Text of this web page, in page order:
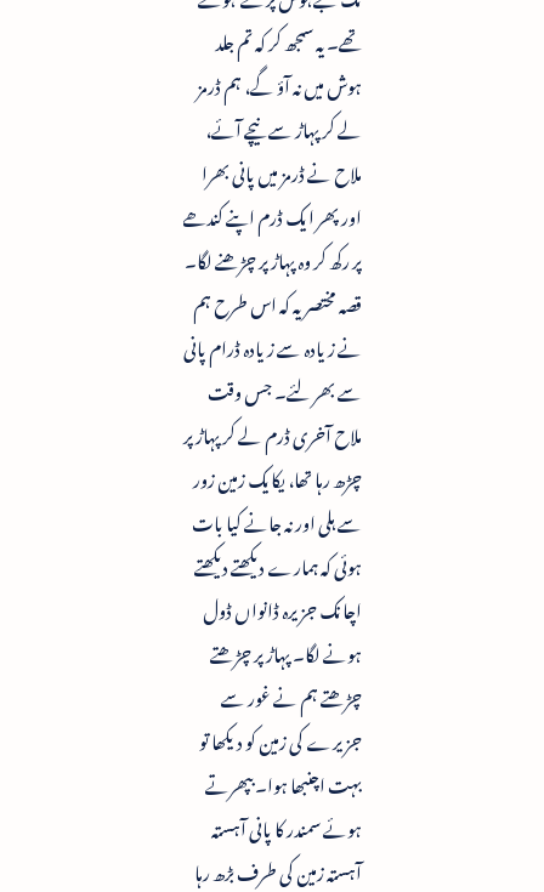
تھے۔ یہ سمجھ کر کہ تم جلد
ہوش میں نہ آؤ گے، ہم ڈرمز
لے کر پہاڑ سے نیچے آئے،
ملاح نے ڈرمز میں پانی بھرا
اور پھر ایک ڈرم اپنے کندھے
پر رکھ کر وہ پہاڑ پر چڑھنے لگا۔
قصہ مختصر یہ کہ اس طرح ہم
نے زیادہ سے زیادہ ڈرام پانی
سے بھر لئے۔ جس وقت
ملاح آخری ڈرم لے کر پہاڑ پر
چڑھ رہا تھا، یکایک زمین زور
سے ہلی اور نہ جانے کیا بات
ہوئی کہ ہمارے دیکھتے دیکھتے
اچانک جزیرہ ڈانواں ڈول
ہونے لگا۔ پہاڑ پر چڑھتے
چڑھتے ہم نے غور سے
جزیرے کی زمین کو دیکھا تو
بہت اچنبھا ہوا۔ بپھرتے
ہوئے سمندر کا پانی آہستہ
آہستہ زمین کی طرف بڑھ رہا